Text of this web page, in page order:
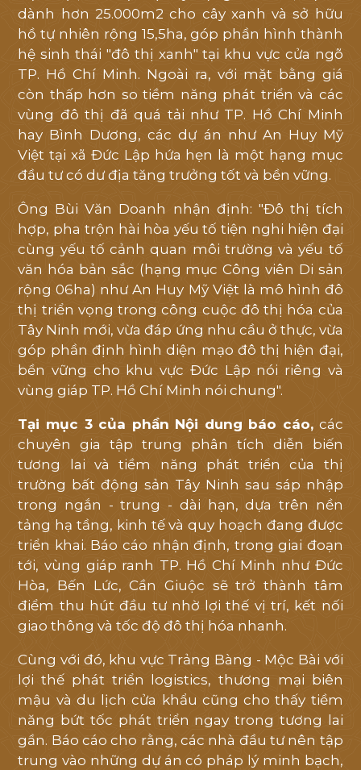
dành hơn 25.000m2 cho cây xanh và sở hữu
hồ tự nhiên rộng 15,5ha, góp phần hình thành
hệ sinh thái "đô thị xanh" tại khu vực cửa ngõ
TP. Hồ Chí Minh. Ngoài ra, với mặt bằng giá
còn thấp hơn so tiềm năng phát triển và các
vùng đô thị đã quá tải như TP. Hồ Chí Minh
hay Bình Dương, các dự án như An Huy Mỹ
Việt tại xã Đức Lập hứa hẹn là một hạng mục
đầu tư có dư địa tăng trưởng tốt và bền vững.
Ông Bùi Văn Doanh nhận định: "Đô thị tích
hợp, pha trộn hài hòa yếu tố tiện nghi hiện đại
cùng yếu tố cảnh quan môi trường và yếu tố
văn hóa bản sắc (hạng mục Công viên Di sản
rộng 06ha) như An Huy Mỹ Việt là mô hình đô
thị triển vọng trong công cuộc đô thị hóa của
Tây Ninh mới, vừa đáp ứng nhu cầu ở thực, vừa
góp phần định hình diện mạo đô thị hiện đại,
bền vững cho khu vực Đức Lập nói riêng và
vùng giáp TP. Hồ Chí Minh nói chung".
Tại mục 3 của phần Nội dung báo cáo, các
chuyên gia tập trung phân tích diễn biến
tương lai và tiềm năng phát triển của thị
trường bất động sản Tây Ninh sau sáp nhập
trong ngắn - trung - dài hạn, dựa trên nền
tảng hạ tầng, kinh tế và quy hoạch đang được
triển khai. Báo cáo nhận định, trong giai đoạn
tới, vùng giáp ranh TP. Hồ Chí Minh như Đức
Hòa, Bến Lức, Cần Giuộc sẽ trở thành tâm
điểm thu hút đầu tư nhờ lợi thế vị trí, kết nối
giao thông và tốc độ đô thị hóa nhanh.
Cùng với đó, khu vực Trảng Bàng - Mộc Bài với
lợi thế phát triển logistics, thương mại biên
mậu và du lịch cửa khẩu cũng cho thấy tiềm
năng bứt tốc phát triển ngay trong tương lai
gần. Báo cáo cho rằng, các nhà đầu tư nên tập
trung vào những dự án có pháp lý minh bạch,